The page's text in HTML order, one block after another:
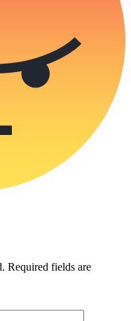
Required fields are